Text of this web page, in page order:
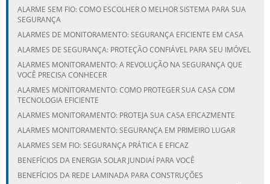
ALARME SEM FIO: COMO ESCOLHER O MELHOR SISTEMA PARA SUA
SEGURANÇA
ALARMES DE MONITORAMENTO: SEGURANÇA EFICIENTE EM CASA
ALARMES DE SEGURANÇA: PROTEÇÃO CONFIÁVEL PARA SEU IMÓVEL
ALARMES MONITORAMENTO: A REVOLUÇÃO NA SEGURANÇA QUE
VOCÊ PRECISA CONHECER
ALARMES MONITORAMENTO: COMO PROTEGER SUA CASA COM
TECNOLOGIA EFICIENTE
ALARMES MONITORAMENTO: PROTEJA SUA CASA EFICAZMENTE
ALARMES MONITORAMENTO: SEGURANÇA EM PRIMEIRO LUGAR
ALARMES SEM FIO: SEGURANÇA PRÁTICA E EFICAZ
BENEFÍCIOS DA ENERGIA SOLAR JUNDIAÍ PARA VOCÊ
BENEFÍCIOS DA REDE LAMINADA PARA CONSTRUÇÕES